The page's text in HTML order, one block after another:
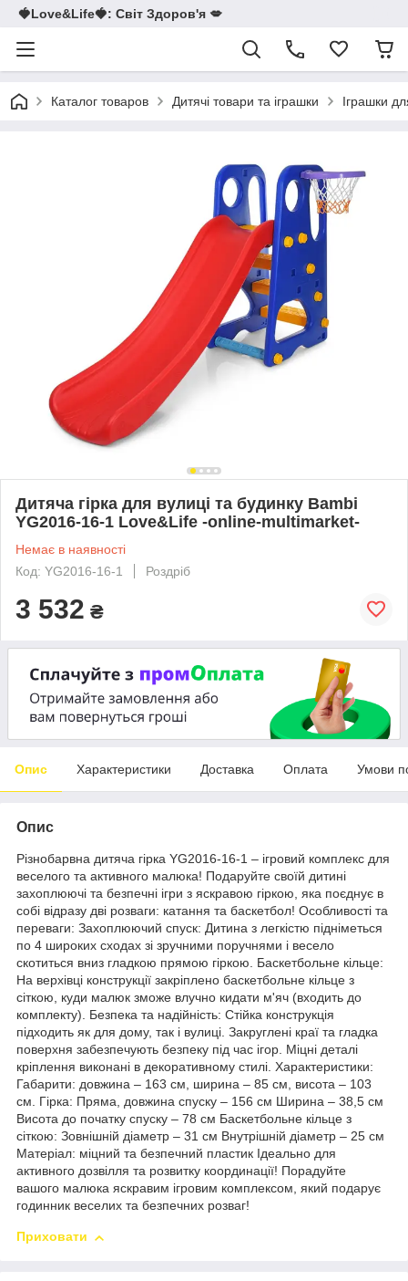
🍓Love&Life🍓: Світ Здоров'я 💋
Каталог товаров Дитячі товари та іграшки Іграшки
Дитяча гірка для вулиці та будинку Bambi
YG2016-16-1 Love&Life -online-multimarket-
Немає в наявності
Код: YG2016-16-1
Роздріб
3 532 ₴
Опис Характеристики Доставка Оплата Умови
Опис
Різнобарвна дитяча гірка YG2016-16-1 – ігровий комплекс для
веселого та активного малюка! Подаруйте своїй дитині
захоплюючі та безпечні ігри з яскравою гіркою, яка поєднує в
собі відразу дві розваги: катання та баскетбол! Особливості та
переваги: Захоплюючий спуск: Дитина з легкістю підніметься
по 4 широких сходах зі зручними поручнями і весело
скотиться вниз гладкою прямою гіркою. Баскетбольне кільце:
На верхівці конструкції закріплено баскетбольне кільце з
сіткою, куди малюк зможе влучно кидати м'яч (входить до
комплекту). Безпека та надійність: Стійка конструкція
підходить як для дому, так і вулиці. Закруглені краї та гладка
поверхня забезпечують безпеку під час ігор. Міцні деталі
кріплення виконані в декоративному стилі. Характеристики:
Габарити: довжина – 163 см, ширина – 85 см, висота – 103
см. Гірка: Пряма, довжина спуску – 156 см Ширина – 38,5 см
Висота до початку спуску – 78 см Баскетбольне кільце з
сіткою: Зовнішній діаметр – 31 см Внутрішній діаметр – 25 см
Матеріал: міцний та безпечний пластик Ідеально для
активного дозвілля та розвитку координації! Порадуйте
вашого малюка яскравим ігровим комплексом, який подарує
годинник веселих та безпечних розваг!
Приховати